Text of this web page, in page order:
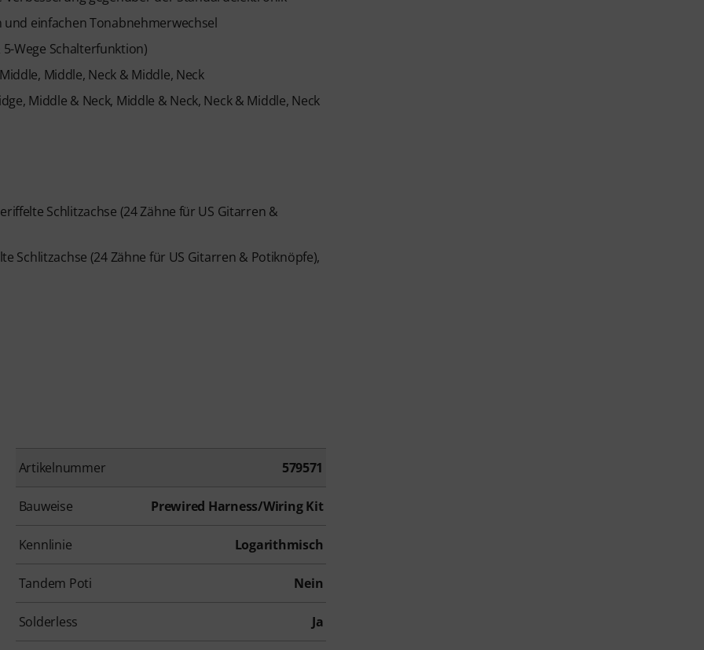
einfachen Tonabnehmerwechsel
5-Wege Schalterfunktion)
Middle, Neck & Middle, Neck
Middle & Neck, Middle & Neck, Neck & Middle, Neck
Schlitzachse (24 Zähne für US Gitarren &
Schlitzachse (24 Zähne für US Gitarren & Potiknöpfe),
Artikelnummer 579571
Bauweise Prewired Harness/Wiring Kit
Kennlinie Logarithmisch
Tandem Poti Nein
Solderless Ja